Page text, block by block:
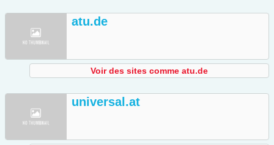
atu.de
Voir des sites comme atu.de
universal.at